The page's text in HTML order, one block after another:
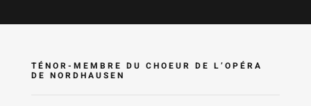
TÉNOR-MEMBRE DU CHOEUR DE L’OPÉRA
DE NORDHAUSEN